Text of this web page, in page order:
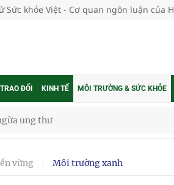
Sức khỏe Việt - Cơ quan ngôn luận của
ĐỔI KINH TẾ MÔI TRƯỜNG & SỨC KHỎE
ung thư
vững Môi trường xanh